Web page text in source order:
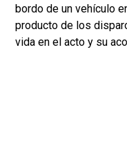
bordo de un vehículo
producto de los
vida en el acto y su